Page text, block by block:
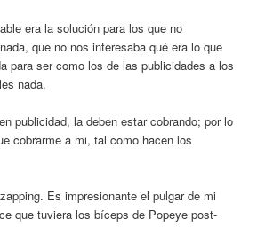
era la solución para los que no
que no nos interesaba qué era lo que
para ser como los de las publicidades a los
nada.
publicidad, la deben estar cobrando; por lo
cobrarme a mi, tal como hacen los
Es impresionante el pulgar de mi
que tuviera los bíceps de Popeye post-